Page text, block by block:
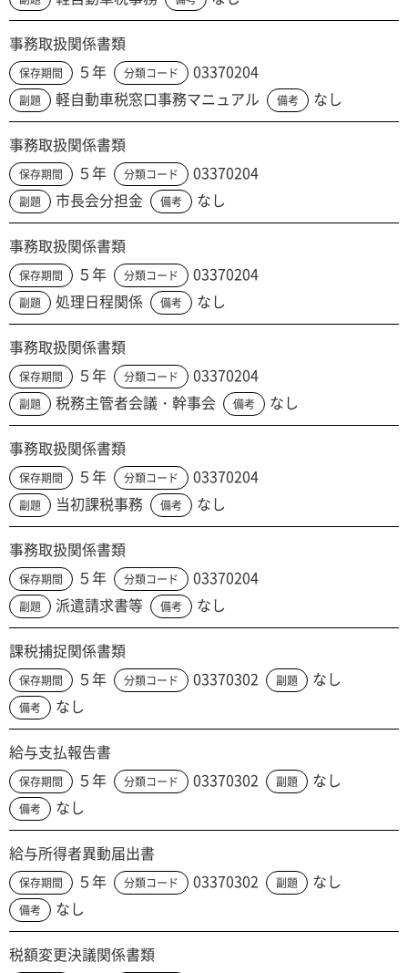
事務取扱関係書類
保存期間 ５年 分類コード 03370204
副題 軽自動車税窓口事務マニュアル 備考 なし
事務取扱関係書類
保存期間 ５年 分類コード 03370204
副題 市長会分担金 備考 なし
事務取扱関係書類
保存期間 ５年 分類コード 03370204
副題 処理日程関係 備考 なし
事務取扱関係書類
保存期間 ５年 分類コード 03370204
副題 税務主管者会議・幹事会 備考 なし
事務取扱関係書類
保存期間 ５年 分類コード 03370204
副題 当初課税事務 備考 なし
事務取扱関係書類
保存期間 ５年 分類コード 03370204
副題 派遣請求書等 備考 なし
課税捕捉関係書類
保存期間 ５年 分類コード 03370302 副題 なし
備考 なし
給与支払報告書
保存期間 ５年 分類コード 03370302 副題 なし
備考 なし
給与所得者異動届出書
保存期間 ５年 分類コード 03370302 副題 なし
備考 なし
税額変更決議関係書類